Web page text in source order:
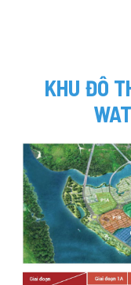
KHU ĐÔ